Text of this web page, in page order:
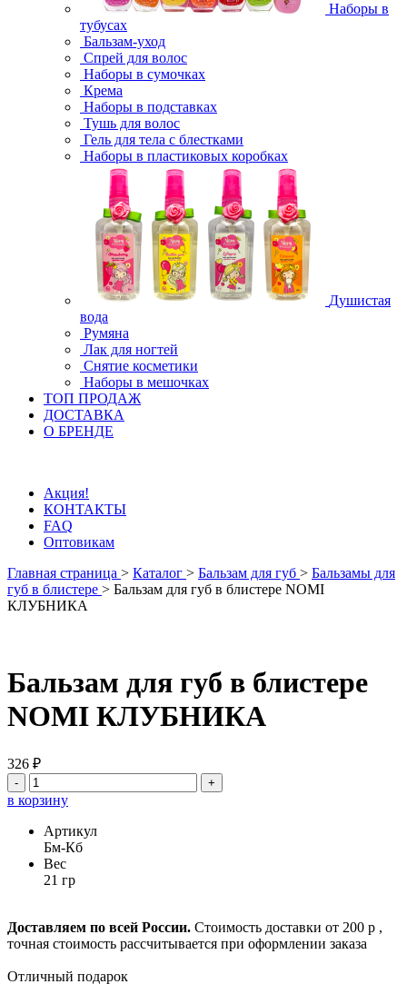
Наборы в
тубусах
Бальзам-уход
Спрей для волос
Наборы в сумочках
Крема
Наборы в подставках
Тушь для волос
Гель для тела с блестками
Наборы в пластиковых коробках
Душистая
вода
Румяна
Лак для ногтей
Снятие косметики
Наборы в мешочках
ТОП ПРОДАЖ
ДОСТАВКА
О БРЕНДЕ
Акция!
КОНТАКТЫ
FAQ
Оптовикам
Главная страница > Каталог > Бальзам для губ > Бальзамы для
губ в блистере > Бальзам для губ в блистере NOMI
КЛУБНИКА
Бальзам для губ в блистере
NOMI КЛУБНИКА
326 ₽
- +
в корзину
Артикул
Бм-Кб
Вес
21 гр
Доставляем по всей России. Стоимость доставки от 200 р ,
точная стоимость рассчитывается при оформлении заказа
Отличный подарок